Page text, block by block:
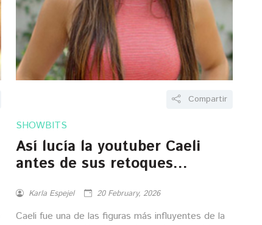
Compartir
SHOWBITS
Así lucía la youtuber Caeli
antes de sus retoques
Karla Espejel 20 February, 2026
Caeli fue una de las figuras más influyentes de la